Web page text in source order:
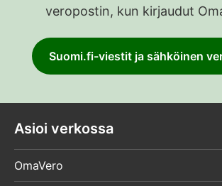
veropostin, kun kirjaudut
Suomi.fi-viestit ja sähköinen
Asioi verkossa
OmaVero